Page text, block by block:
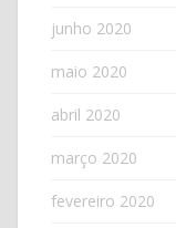
junho 2020
maio 2020
abril 2020
março 2020
fevereiro 2020